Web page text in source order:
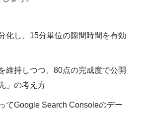
化し、15分単位の隙間時間を有効
維持しつつ、80点の完成度で公開
」の考え方
てGoogle Search Consoleのデー